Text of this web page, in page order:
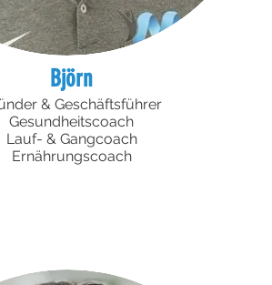
Björn
& Geschäftsführer
Gesundheitscoach
Lauf- & Gangcoach
Ernährungscoach